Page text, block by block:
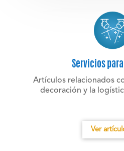
Servicios
Artículos relacionados
decoración y la
Ver